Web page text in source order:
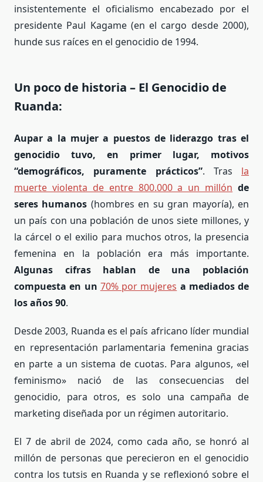
insistentemente el oficialismo encabezado por el
presidente Paul Kagame (en el cargo desde 2000),
hunde sus raíces en el genocidio de 1994.
Un poco de historia – El Genocidio de
Ruanda:
Aupar a la mujer a puestos de liderazgo tras el
genocidio tuvo, en primer lugar, motivos
“demográficos, puramente prácticos”. Tras
la
muerte violenta de entre 800.000 a un millón de
seres humanos (hombres en su gran mayoría), en
un país con una población de unos siete millones, y
la cárcel o el exilio para muchos otros, la presencia
femenina en la población era más importante.
Algunas cifras hablan de una población
compuesta en un 70% por mujeres a mediados de
los años 90.
Desde 2003, Ruanda es el país africano líder mundial
en representación parlamentaria femenina gracias
en parte a un sistema de cuotas. Para algunos, «el
feminismo» nació de las consecuencias del
genocidio, para otros, es solo una campaña de
marketing diseñada por un régimen autoritario.
El 7 de abril de 2024, como cada año, se honró al
millón de personas que perecieron en el genocidio
contra los tutsis en Ruanda y se reflexionó sobre el